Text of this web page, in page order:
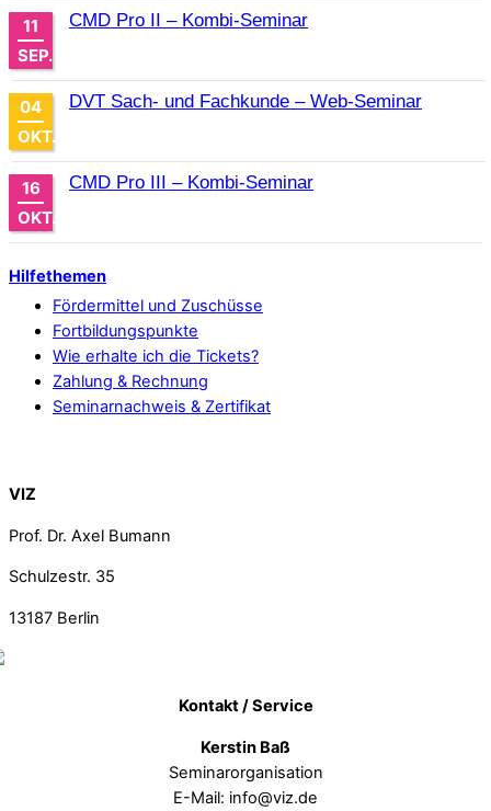
11
SEP.
CMD Pro II – Kombi-Seminar
04
OKT.
DVT Sach- und Fachkunde – Web-Seminar
16
OKT.
CMD Pro III – Kombi-Seminar
Hilfethemen
Fördermittel und Zuschüsse
Fortbildungspunkte
Wie erhalte ich die Tickets?
Zahlung & Rechnung
Seminarnachweis & Zertifikat
VIZ
Prof. Dr. Axel Bumann
Schulzestr. 35
13187 Berlin
Kontakt / Service
Kerstin Baß
Seminarorganisation
E-Mail: info@viz.de